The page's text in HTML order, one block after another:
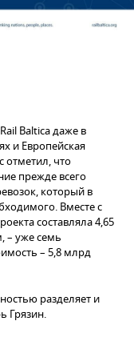
Baltica даже в
и Европейская
отметил, что
прежде всего
который в
Вместе с
составляла 4,65
– уже семь
– 5,8 млрд
разделяет и
Грязин.